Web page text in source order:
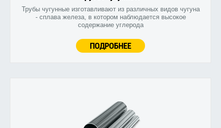
Трубы чугунные изготавливают из различных видов чугуна
- сплава железа, в котором наблюдается высокое
содержание углерода
ПОДРОБНЕЕ